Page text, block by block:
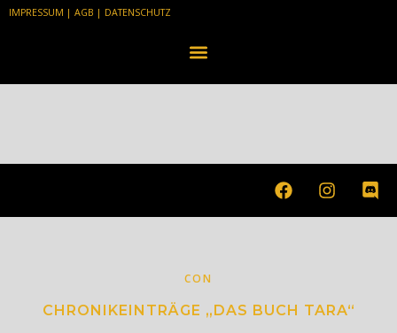
IMPRESSUM | AGB | DATENSCHUTZ
CON
CHRONIKEINTRÄGE „DAS BUCH TARA“